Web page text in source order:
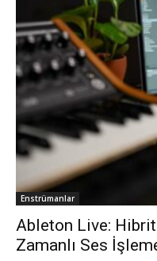
Enstrümanlar
Ableton Live: Hibrit
Zamanlı Ses